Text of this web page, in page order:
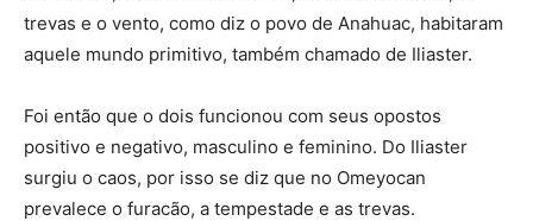
trevas e o vento, como diz o povo de Anahuac, habitaram
aquele mundo primitivo, também chamado de Iliaster.
Foi então que o dois funcionou com seus opostos
positivo e negativo, masculino e feminino. Do Iliaster
surgiu o caos, por isso se diz que no Omeyocan
prevalece o furacão, a tempestade e as trevas.